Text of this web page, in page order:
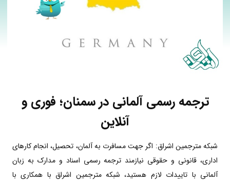
ترجمه رسمی آلمانی در سمنان؛ فوری و
آنلاین
شبکه مترجمین اشراق: اگر جهت مسافرت به آلمان، تحصیل، انجام کارهای
اداری، قانونی و حقوقی نیازمند ترجمه رسمی اسناد و مدارک به زبان
آلمانی با تاییدات لازم هستید، شبکه مترجمین اشراق با همکاری با